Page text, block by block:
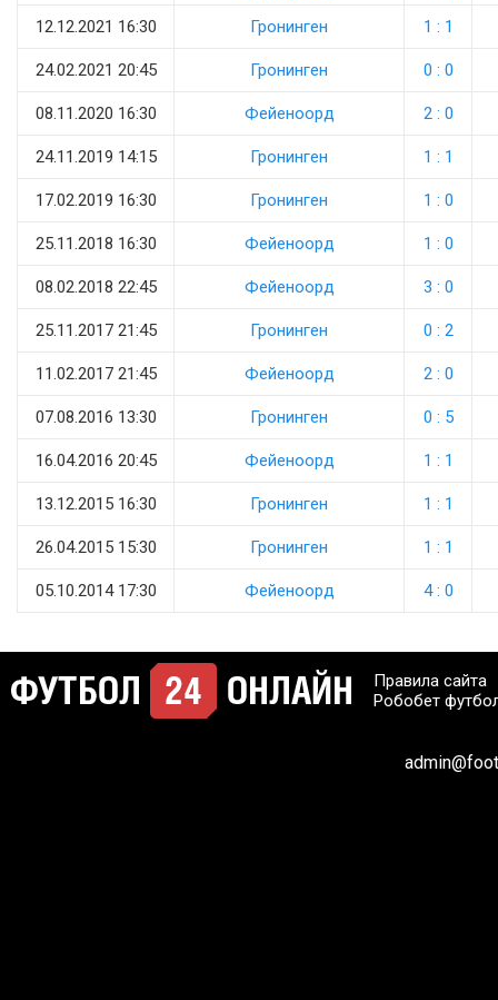
12.12.2021 16:30 Гронинген 1 : 1
24.02.2021 20:45 Гронинген 0 : 0
08.11.2020 16:30 Фейеноорд 2 : 0
24.11.2019 14:15 Гронинген 1 : 1
17.02.2019 16:30 Гронинген 1 : 0
25.11.2018 16:30 Фейеноорд 1 : 0
08.02.2018 22:45 Фейеноорд 3 : 0
25.11.2017 21:45 Гронинген 0 : 2
11.02.2017 21:45 Фейеноорд 2 : 0
07.08.2016 13:30 Гронинген 0 : 5
16.04.2016 20:45 Фейеноорд 1 : 1
13.12.2015 16:30 Гронинген 1 : 1
26.04.2015 15:30 Гронинген 1 : 1
05.10.2014 17:30 Фейеноорд 4 : 0
Правила сайта
Робобет